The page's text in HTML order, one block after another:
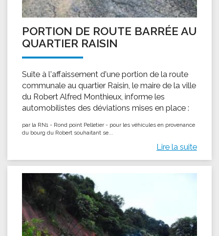
PORTION DE ROUTE BARRÉE AU
QUARTIER RAISIN
Suite à l'affaissement d'une portion de la route
communale au quartier Raisin, le maire de la ville
du Robert Alfred Monthieux, informe les
automobilistes des déviations mises en place :
par la RN1 - Rond point Pelletier - pour les véhicules en provenance
du bourg du Robert souhaitant se...
Lire la suite